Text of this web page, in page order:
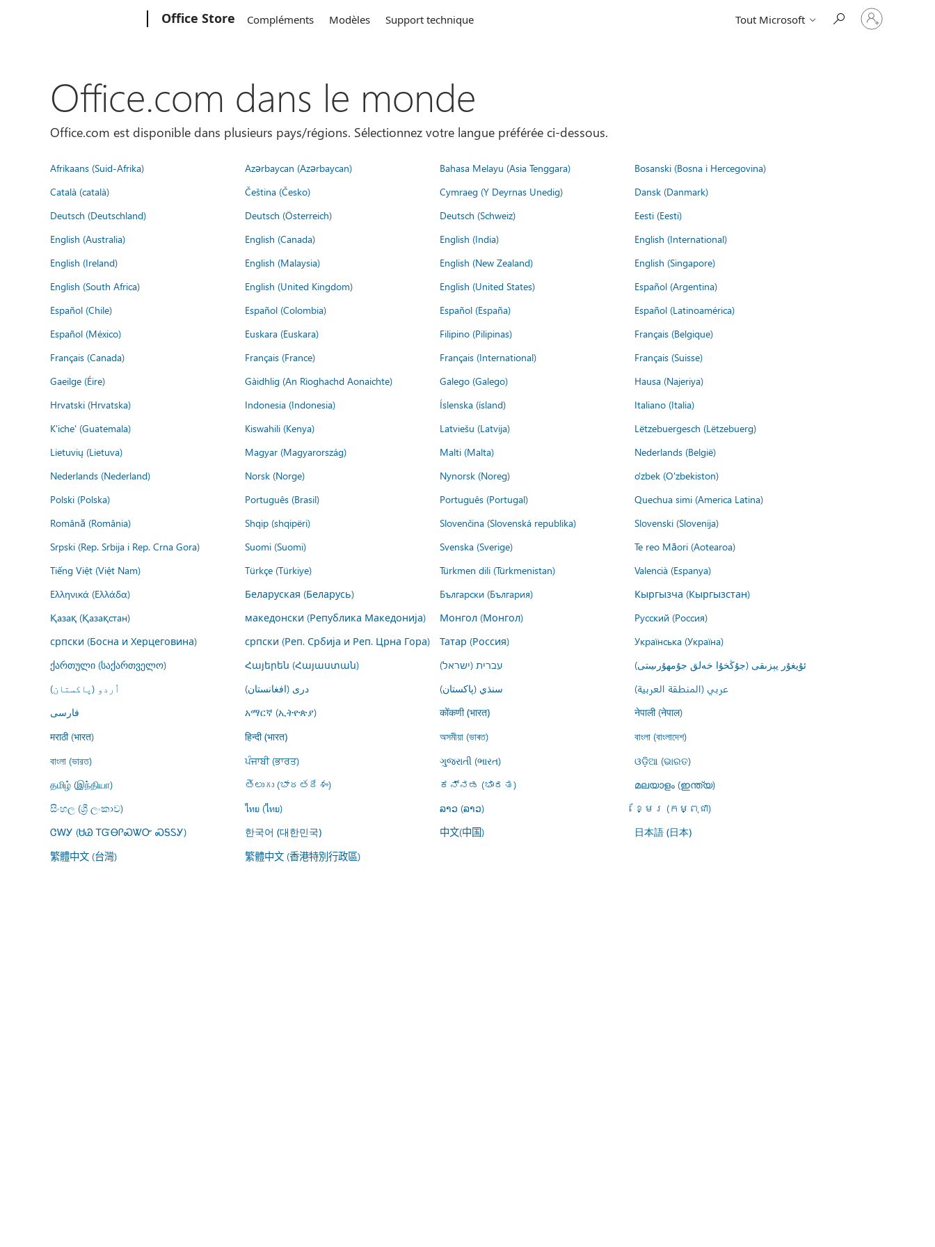
Office Store Compléments Modèles Support technique Tout Microsoft
Connectez-
vous
Office.com dans le monde
Office.com est disponible dans plusieurs pays/régions. Sélectionnez votre langue préférée ci-dessous.
Afrikaans (Suid-Afrika) Azərbaycan (Azərbaycan) Bahasa Melayu (Asia Tenggara)
Bosanski (Bosna i Hercegovina)
Català (català)
Čeština (Česko) Cymraeg (Y Deyrnas Unedig)
Dansk (Danmark)
Deutsch (Deutschland)
Deutsch (Österreich) Deutsch (Schweiz)
Eesti (Eesti)
English (Australia)
English (Canada) English (India)
English (International)
English (Ireland)
English (Malaysia) English (New Zealand)
English (Singapore)
English (South Africa)
English (United Kingdom) English (United States)
Español (Argentina)
Español (Chile)
Español (Colombia) Español (España)
Español (Latinoamérica)
Español (México)
Euskara (Euskara) Filipino (Pilipinas)
Français (Belgique)
Français (Canada)
Français (France) Français (International)
Français (Suisse)
Gaeilge (Éire)
Gàidhlig (An Rìoghachd Aonaichte) Galego (Galego)
Hausa (Najeriya)
Hrvatski (Hrvatska)
Indonesia (Indonesia) Íslenska (ísland)
Italiano (Italia)
K'iche' (Guatemala)
Kiswahili (Kenya) Latviešu (Latvija)
Lëtzebuergesch (Lëtzebuerg)
Lietuvių (Lietuva)
Magyar (Magyarország) Malti (Malta)
Nederlands (België)
Nederlands (Nederland)
Norsk (Norge) Nynorsk (Noreg)
o'zbek (O'zbekiston)
Polski (Polska)
Português (Brasil) Português (Portugal)
Quechua simi (America Latina)
Română (România)
Shqip (shqipëri) Slovenčina (Slovenská republika)
Slovenski (Slovenija)
Srpski (Rep. Srbija i Rep. Crna Gora)
Suomi (Suomi) Svenska (Sverige)
Te reo Māori (Aotearoa)
Tiếng Việt (Việt Nam)
Türkçe (Türkiye) Türkmen dili (Türkmenistan)
Valencià (Espanya)
Ελληνικά (Ελλάδα)
Беларуская (Беларусь) Български (България)
Кыргызча (Кыргызстан)
Қазақ (Қазақстан)
македонски (Република Македонија) Монгол (Монгол)
Русский (Россия)
српски (Босна и Херцеговина)
српски (Реп. Србија и Реп. Црна Гора) Татар (Россия)
Українська (Україна)
ქართული (საქართველო)
Հայերեն (Հայաստան) עברית (ישראל)
ئۇيغۇر يېزىقى (جۇڭخۇا خەلق جۇمھۇرىيىتى)
اُردو (پاکستان)
درى (افغانستان) سنڌي (پاکستان)
عربي (المنطقة العربية)
فارسى
አማርኛ (ኢትዮጵያ) कोंकणी (भारत)
नेपाली (नेपाल)
मराठी (भारत)
हिन्दी (भारत) অসমীয়া (ভাৰত)
বাংলা (বাংলাদেশ)
বাংলা (ভারত)
ਪੰਜਾਬੀ (ਭਾਰਤ) ગુજરાતી (ભારત)
ଓଡ଼ିଆ (ଭାରତ)
தமிழ் (இந்தியா)
తెలుగు (భారతదేశం) ಕನ್ನಡ (ಭಾರತ)
മലയാളം (ഇന്ത്യ)
සිංහල (ශ්‍රී ලංකාව)
ไทย (ไทย) ລາວ (ລາວ)
ខ្មែរ (កម្ពុជា)
ᏣᎳᎩ (ᏌᏊ ᎢᏳᎾᎵᏍᏔᏅ ᏍᎦᏚᎩ)
한국어 (대한민국) 中文(中国) 日本語 (日本)
繁體中文 (台灣) 繁體中文 (香港特別行政區)